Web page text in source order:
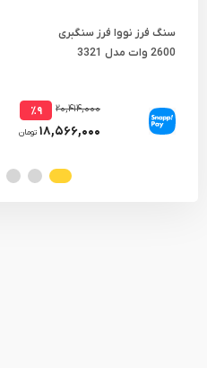
سنگ فرز نووا فرز سنگبری
2600 وات مدل 3321
۲۰,۴۱۴,۰۰۰ ٪۹
۱۸,۵۶۶,۰۰۰ تومان